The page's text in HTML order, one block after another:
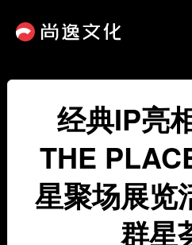
经典IP亮
THE
星聚场展览
群星